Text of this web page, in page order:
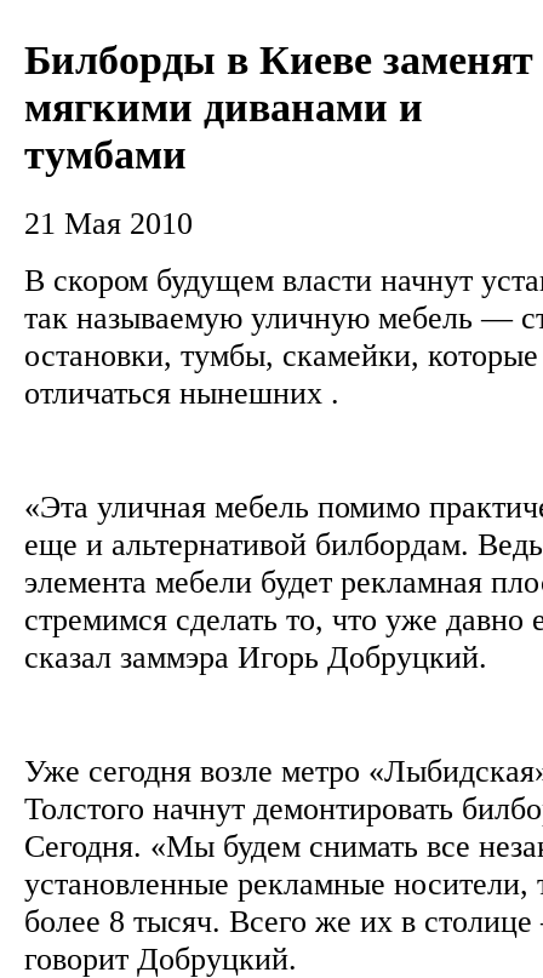
Билборды в Киеве заменят
мягкими диванами и
тумбами
21 Мая 2010
В скором будущем власти начнут
так называемую уличную мебель —
остановки, тумбы, скамейки, которые
отличаться нынешних .
«Эта уличная мебель помимо
еще и альтернативой билбордам.
элемента мебели будет рекламная
стремимся сделать то, что уже
сказал заммэра Игорь Добруцкий.
Уже сегодня возле метро
Толстого начнут демонтировать
Сегодня. «Мы будем снимать все
установленные рекламные
более 8 тысяч. Всего же их в
говорит Добруцкий.